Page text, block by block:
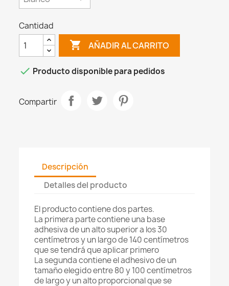
Cantidad
 AÑADIR AL CARRITO
 Producto disponible para pedidos
Compartir
Descripción
Detalles del producto
El producto contiene dos partes.
La primera parte contiene una base
adhesiva de un alto superior a los 30
centímetros y un largo de 140 centímetros
que se tendrá que aplicar primero
La segunda contiene el adhesivo de un
tamaño elegido entre 80 y 100 centímetros
de largo y un alto proporcional que se